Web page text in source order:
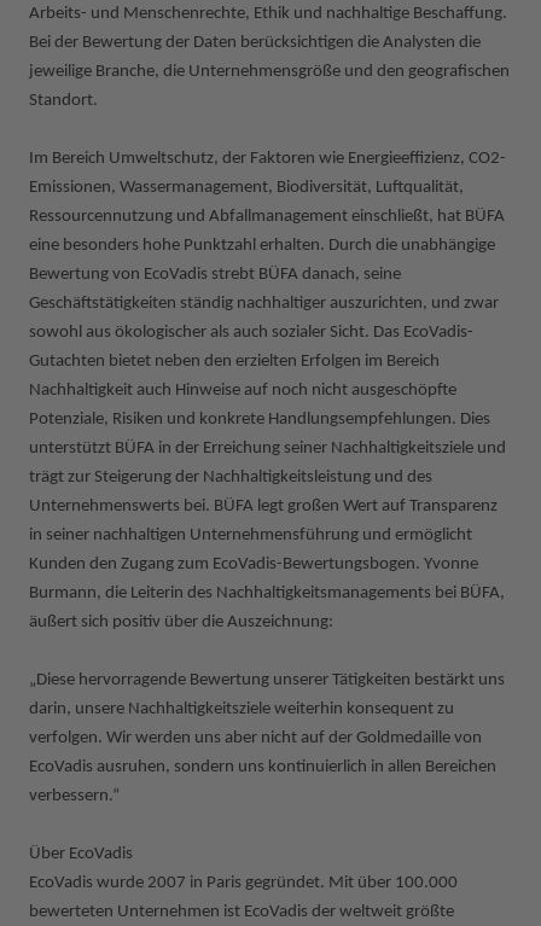
Arbeits- und Menschenrechte, Ethik und nachhaltige Beschaffung.
Bei der Bewertung der Daten berücksichtigen die Analysten die
jeweilige Branche, die Unternehmensgröße und den geografischen
Standort.
Im Bereich Umweltschutz, der Faktoren wie Energieeffizienz, CO2-
Emissionen, Wassermanagement, Biodiversität, Luftqualität,
Ressourcennutzung und Abfallmanagement einschließt, hat BÜFA
eine besonders hohe Punktzahl erhalten. Durch die unabhängige
Bewertung von EcoVadis strebt BÜFA danach, seine
Geschäftstätigkeiten ständig nachhaltiger auszurichten, und zwar
sowohl aus ökologischer als auch sozialer Sicht. Das EcoVadis-
Gutachten bietet neben den erzielten Erfolgen im Bereich
Nachhaltigkeit auch Hinweise auf noch nicht ausgeschöpfte
Potenziale, Risiken und konkrete Handlungsempfehlungen. Dies
unterstützt BÜFA in der Erreichung seiner Nachhaltigkeitsziele und
trägt zur Steigerung der Nachhaltigkeitsleistung und des
Unternehmenswerts bei. BÜFA legt großen Wert auf Transparenz
in seiner nachhaltigen Unternehmensführung und ermöglicht
Kunden den Zugang zum EcoVadis-Bewertungsbogen. Yvonne
Burmann, die Leiterin des Nachhaltigkeitsmanagements bei BÜFA,
äußert sich positiv über die Auszeichnung:
„Diese hervorragende Bewertung unserer Tätigkeiten bestärkt uns
darin, unsere Nachhaltigkeitsziele weiterhin konsequent zu
verfolgen. Wir werden uns aber nicht auf der Goldmedaille von
EcoVadis ausruhen, sondern uns kontinuierlich in allen Bereichen
verbessern.“
Über EcoVadis
EcoVadis wurde 2007 in Paris gegründet. Mit über 100.000
bewerteten Unternehmen ist EcoVadis der weltweit größte